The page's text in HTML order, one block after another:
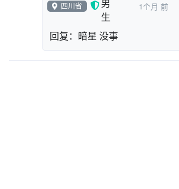
四川省 1个月 前
回复：暗星 没事